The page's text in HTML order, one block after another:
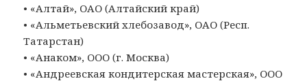
• «Алтай», ОАО (Алтайский край)
• «Альметьевский хлебозавод», ОАО (Респ.
Татарстан)
• «Анаком», ООО (г. Москва)
• «Андреевская кондитерская мастерская», ООО